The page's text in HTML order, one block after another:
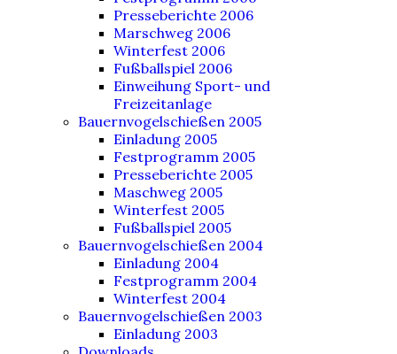
Presseberichte 2006
Marschweg 2006
Winterfest 2006
Fußballspiel 2006
Einweihung Sport- und
Freizeitanlage
Bauernvogelschießen 2005
Einladung 2005
Festprogramm 2005
Presseberichte 2005
Maschweg 2005
Winterfest 2005
Fußballspiel 2005
Bauernvogelschießen 2004
Einladung 2004
Festprogramm 2004
Winterfest 2004
Bauernvogelschießen 2003
Einladung 2003